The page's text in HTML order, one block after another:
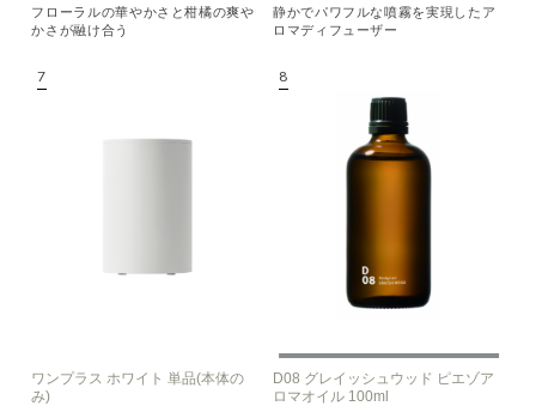
フローラルの華やかさと柑橘の爽や
かさが融け合う
静かでパワフルな噴霧を実現したア
ロマディフューザー
ワンプラス ホワイト 単品(本体の
み)
D08 グレイッシュウッド ピエゾア
ロマオイル 100ml